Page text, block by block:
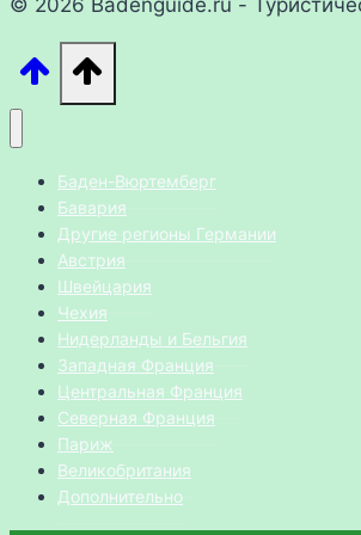
© 2026 Badenguide.ru -
Баден-Вюртемберг
Бавария
Другие регионы Германии
Австрия
Швейцария
Чехия
Нидерланды и Бельгия
Западная Франция
Центральная Франция
Северная Франция
Париж
Великобритания
Дополнительно